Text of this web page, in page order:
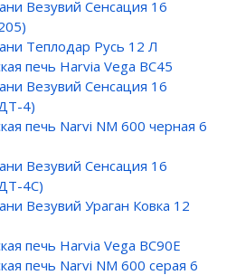
Везувий Сенсация 16
Теплодар Русь 12 Л
печь Harvia Vega BC45
Везувий Сенсация 16
4)
печь Narvi NM 600 черная 6
Везувий Сенсация 16
4С)
Везувий Ураган Ковка 12
печь Harvia Vega BC90E
печь Narvi NM 600 серая 6